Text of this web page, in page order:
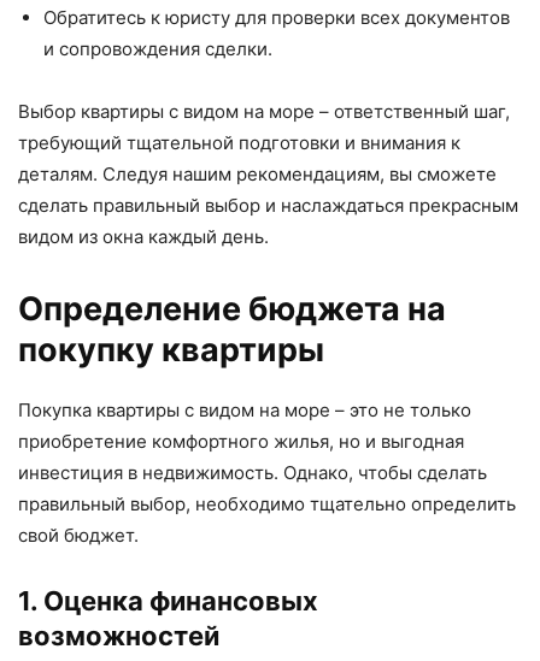
Обратитесь к юристу для проверки всех документов
и сопровождения сделки.
Выбор квартиры с видом на море – ответственный шаг,
требующий тщательной подготовки и внимания к
деталям. Следуя нашим рекомендациям, вы сможете
сделать правильный выбор и наслаждаться прекрасным
видом из окна каждый день.
Определение бюджета на
покупку квартиры
Покупка квартиры с видом на море – это не только
приобретение комфортного жилья, но и выгодная
инвестиция в недвижимость. Однако, чтобы сделать
правильный выбор, необходимо тщательно определить
свой бюджет.
1. Оценка финансовых
возможностей